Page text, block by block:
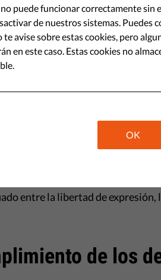
de derechos de
derechos
Europeo resulta
la legislación de la UE sobre
entre la libertad de expresión,
de los
puede funcionar correctamente sin
de nuestros sistemas. Puedes
te avise sobre estas cookies, pero
en este caso. Estas cookies no
OK